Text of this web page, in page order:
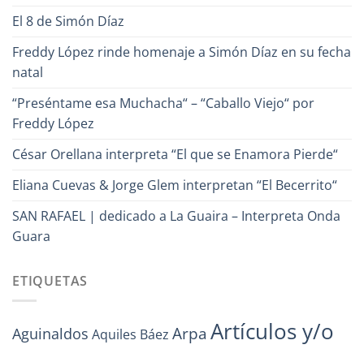
El 8 de Simón Díaz
Freddy López rinde homenaje a Simón Díaz en su fecha
natal
“Preséntame esa Muchacha“ – “Caballo Viejo“ por
Freddy López
César Orellana interpreta “El que se Enamora Pierde“
Eliana Cuevas & Jorge Glem interpretan “El Becerrito“
SAN RAFAEL | dedicado a La Guaira – Interpreta Onda
Guara
ETIQUETAS
Aguinaldos Aquiles Báez Arpa Artículos y/o